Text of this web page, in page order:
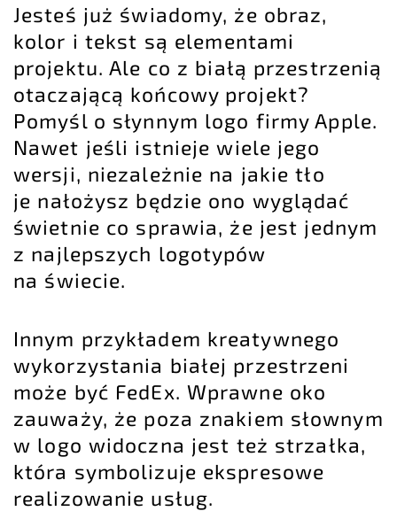
Jesteś już świadomy, że obraz,
kolor i tekst są elementami
projektu. Ale co z białą przestrzenią
otaczającą końcowy projekt?
Pomyśl o słynnym logo firmy Apple.
Nawet jeśli istnieje wiele jego
wersji, niezależnie na jakie tło
je nałożysz będzie ono wyglądać
świetnie co sprawia, że jest jednym
z najlepszych logotypów
na świecie.
Innym przykładem kreatywnego
wykorzystania białej przestrzeni
może być FedEx. Wprawne oko
zauważy, że poza znakiem słownym
w logo widoczna jest też strzałka,
która symbolizuje ekspresowe
realizowanie usług.